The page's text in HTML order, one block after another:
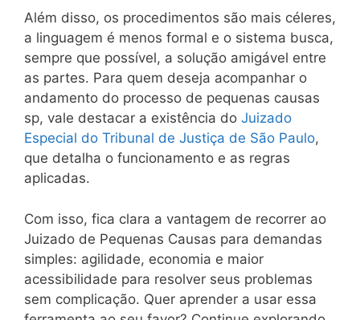
Além disso, os procedimentos são mais céleres,
a linguagem é menos formal e o sistema busca,
sempre que possível, a solução amigável entre
as partes. Para quem deseja acompanhar o
andamento do processo de pequenas causas
sp, vale destacar a existência do Juizado
Especial do Tribunal de Justiça de São Paulo,
que detalha o funcionamento e as regras
aplicadas.
Com isso, fica clara a vantagem de recorrer ao
Juizado de Pequenas Causas para demandas
simples: agilidade, economia e maior
acessibilidade para resolver seus problemas
sem complicação. Quer aprender a usar essa